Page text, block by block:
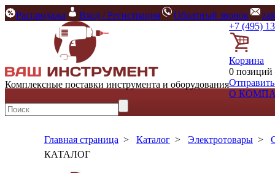
Распродажа Вход / Регистрация Обратный звонок
Комплексные поставки инструмента и оборудования
+7 (495)
Корзина
0 позиций
Отправить
О
Главная страница > Каталог > Электротовары >
КАТАЛОГ